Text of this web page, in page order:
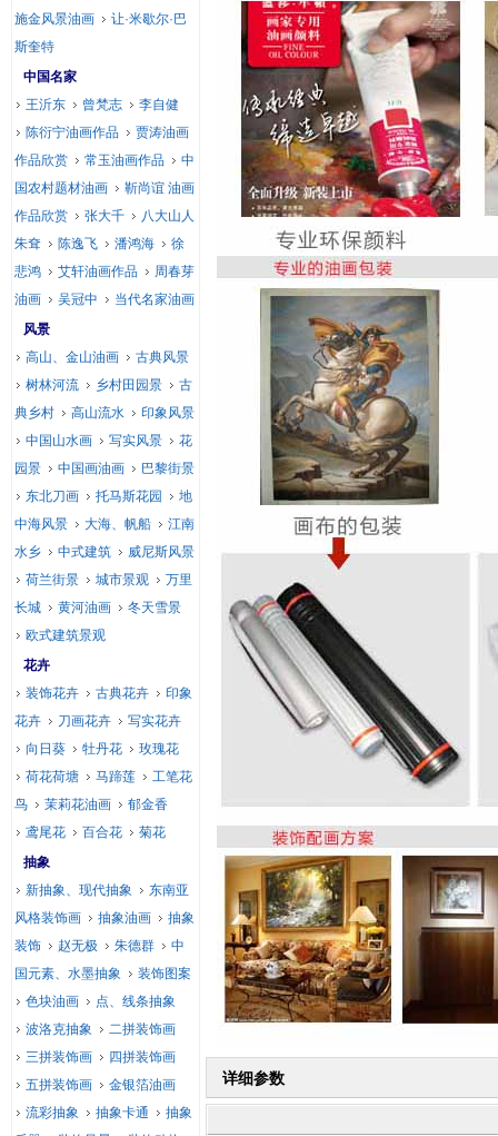
详细参数
施金风景油画
让·米歇尔·巴
斯奎特
中国名家
王沂东
曾梵志
李自健
陈衍宁油画作品
贾涛油画
作品欣赏
常玉油画作品
中
国农村题材油画
靳尚谊 油画
作品欣赏
张大千
八大山人
朱耷
陈逸飞 潘鸿海
徐
悲鸿
艾轩油画作品
周春芽
油画
吴冠中
当代名家油画
风景
高山、金山油画
古典风景
树林河流
乡村田园景
古
典乡村
高山流水
印象风景
中国山水画
写实风景
花
园景
中国画油画
巴黎街景
东北刀画
托马斯花园
地
中海风景
大海、帆船
江南
水乡
中式建筑
威尼斯风景
荷兰街景
城市景观
万里
长城
黄河油画
冬天雪景
欧式建筑景观
花卉
装饰花卉
古典花卉
印象
花卉
刀画花卉
写实花卉
向日葵
牡丹花
玫瑰花
荷花荷塘
马蹄莲
工笔花
鸟
茉莉花油画
郁金香
鸢尾花
百合花
菊花
抽象
新抽象、现代抽象
东南亚
风格装饰画
抽象油画
抽象
装饰
赵无极 朱德群
中
国元素、水墨抽象
装饰图案
色块油画
点、线条抽象
波洛克抽象
二拼装饰画
三拼装饰画
四拼装饰画
五拼装饰画
金银箔油画
流彩抽象
抽象卡通
抽象